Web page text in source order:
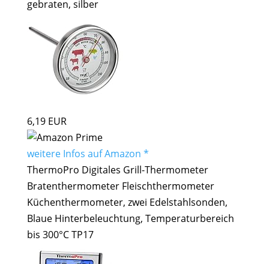
gebraten, silber
6,19 EUR
weitere Infos auf Amazon *
ThermoPro Digitales Grill-Thermometer
Bratenthermometer Fleischthermometer
Küchenthermometer, zwei Edelstahlsonden,
Blaue Hinterbeleuchtung, Temperaturbereich
bis 300°C TP17